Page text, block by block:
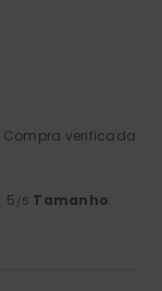
Compra verificada
: 5 /5 Tamanho: